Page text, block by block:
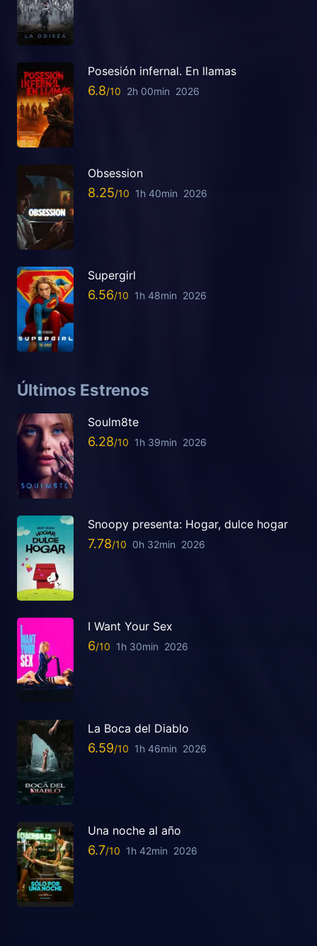
Posesión infernal. En llamas
6.8 2h 00min 2026
Obsession
8.25 1h 40min 2026
Supergirl
6.56 1h 48min 2026
Últimos Estrenos
Soulm8te
6.28 1h 39min 2026
Snoopy presenta: Hogar, dulce hogar
7.78 0h 32min 2026
I Want Your Sex
6 1h 30min 2026
La Boca del Diablo
6.59 1h 46min 2026
Una noche al año
6.7 1h 42min 2026